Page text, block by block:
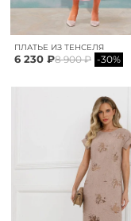
ПЛАТЬЕ ИЗ ТЕНСЕЛЯ
6 230 ₽8 900 ₽ -30%